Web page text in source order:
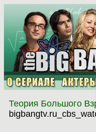
Теория Большого